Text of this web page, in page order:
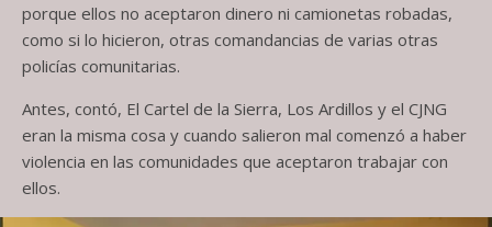
porque ellos no aceptaron dinero ni camionetas robadas,
como si lo hicieron, otras comandancias de varias otras
policías comunitarias.
Antes, contó, El Cartel de la Sierra, Los Ardillos y el CJNG
eran la misma cosa y cuando salieron mal comenzó a haber
violencia en las comunidades que aceptaron trabajar con
ellos.